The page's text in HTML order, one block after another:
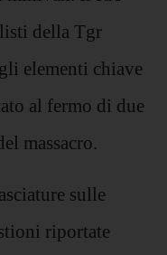
della Tgr
elementi chiave
al fermo di due
massacro.
sulle
riportate